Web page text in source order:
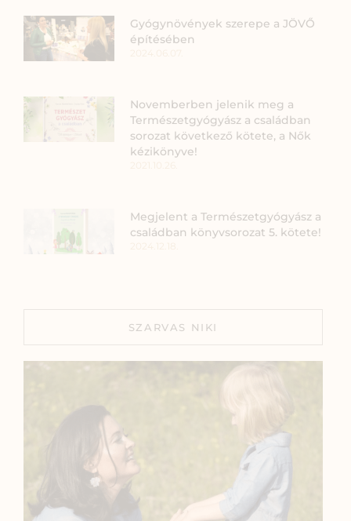
Gyógynövények szerepe a JÖVŐ
építésében
Novemberben jelenik meg a
Természetgyógyász a családban
sorozat következő kötete, a Nők
kézikönyve!
Megjelent a Természetgyógyász a
családban könyvsorozat 5. kötete!
SZARVAS NIKI